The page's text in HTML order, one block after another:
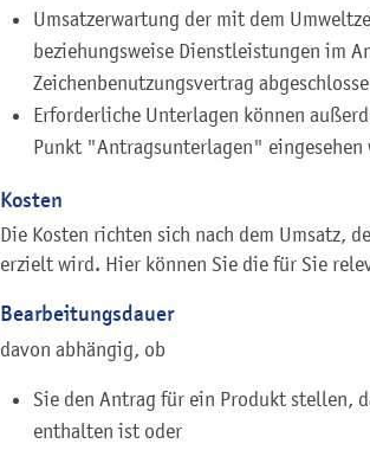
Umsatzerwartung der mit dem
beziehungsweise Dienstleistungen im
Zeichenbenutzungsvertrag
Erforderliche Unterlagen können
Punkt "Antragsunterlagen" eingesehen
Kosten
Die Kosten richten sich nach dem Umsatz,
erzielt wird. Hier können Sie die für Sie
Bearbeitungsdauer
davon abhängig, ob
Sie den Antrag für ein Produkt stellen,
enthalten ist oder